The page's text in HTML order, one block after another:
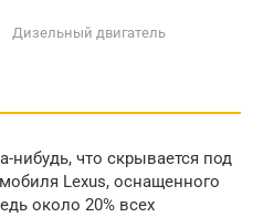
Дизельный двигатель
что скрывается под
Lexus, оснащенного
около 20% всех